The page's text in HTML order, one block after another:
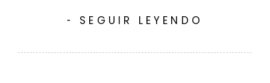
- SEGUIR LEYENDO